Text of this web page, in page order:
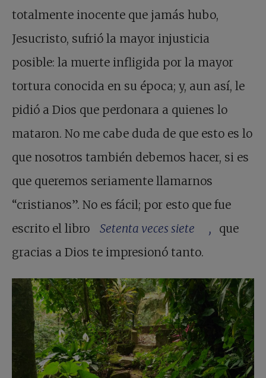
totalmente inocente que jamás hubo,
Jesucristo, sufrió la mayor injusticia
posible: la muerte infligida por la mayor
tortura conocida en su época; y, aun así, le
pidió a Dios que perdonara a quienes lo
mataron. No me cabe duda de que esto es lo
que nosotros también debemos hacer, si es
que queremos seriamente llamarnos
“cristianos”. No es fácil; por esto que fue
escrito el libro
Setenta veces siete ,
que
gracias a Dios te impresionó tanto.